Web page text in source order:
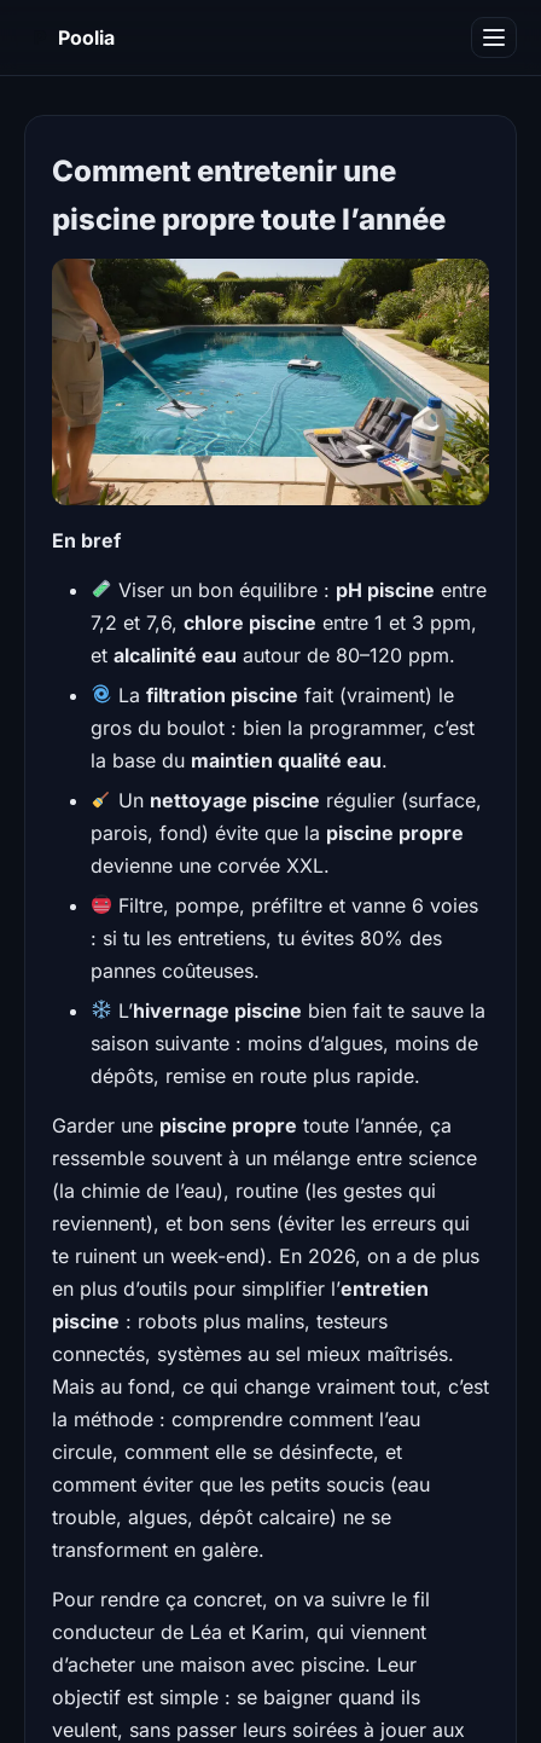
Poolia
Travaux
Divers
Comment entretenir une
piscine propre toute l’année
En bref
Viser un bon équilibre : pH piscine entre
7,2 et 7,6, chlore piscine entre 1 et 3 ppm,
et alcalinité eau autour de 80–120 ppm.
Lafiltration piscine fait (vraiment) le
gros du boulot : bien la programmer, c’est
la base du maintien qualité eau.
Un nettoyage piscine régulier (surface,
parois, fond) évite que la piscine propre
devienne une corvée XXL.
Filtre, pompe, préfiltre et vanne 6 voies
: si tu les entretiens, tu évites 80% des
pannes coûteuses.
L’hivernage piscine bien fait te sauve la
saison suivante : moins d’algues, moins de
dépôts, remise en route plus rapide.
Garder une piscine propre toute l’année, ça
ressemble souvent à un mélange entre science
(la chimie de l’eau), routine (les gestes qui
reviennent), et bon sens (éviter les erreurs qui
te ruinent un week-end). En 2026, on a de plus
en plus d’outils pour simplifier l’entretien
piscine : robots plus malins, testeurs
connectés, systèmes au sel mieux maîtrisés.
Mais au fond, ce qui change vraiment tout, c’est
la méthode : comprendre comment l’eau
circule, comment elle se désinfecte, et
comment éviter que les petits soucis (eau
trouble, algues, dépôt calcaire) ne se
transforment en galère.
Pour rendre ça concret, on va suivre le fil
conducteur de Léa et Karim, qui viennent
d’acheter une maison avec piscine. Leur
objectif est simple : se baigner quand ils
veulent, sans passer leurs soirées à jouer aux